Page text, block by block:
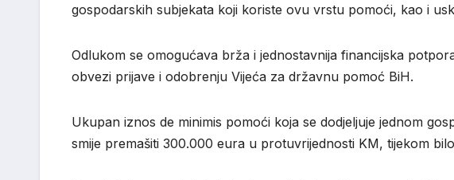
gospodarskih subjekata koji koriste ovu vrstu pomoći, kao i
Odlukom se omogućava brža i jednostavnija financijska
obvezi prijave i odobrenju Vijeća za državnu pomoć BiH.
Ukupan iznos de minimis pomoći koja se dodjeljuje jednom
smije premašiti 300.000 eura u protuvrijednosti KM, tijekom